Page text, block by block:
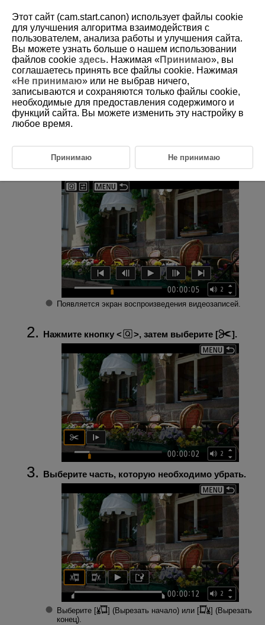
D388-148
Редактирование первого и
последнего фрагментов
видеозаписи
Можно удалять первый и последний фрагменты видеозаписи с
Приостановите воспроизведение видеозаписи.
Появляется экран воспроизведения видеозаписей.
Нажмите кнопку , затем выберите [ ].
Выберите часть, которую необходимо убрать.
Выберите [ ] (Вырезать начало) или [ ] (Вырезать
конец).
Этот сайт (cam.start.canon) использует файлы cookie
для улучшения алгоритма взаимодействия с
пользователем, анализа работы и улучшения сайта.
Вы можете узнать больше о нашем использовании
файлов cookie здесь. Нажимая «Принимаю», вы
соглашаетесь принять все файлы cookie. Нажимая
«Не принимаю» или не выбрав ничего,
записываются и сохраняются только файлы cookie,
необходимые для предоставления содержимого и
функций сайта. Вы можете изменить эту настройку в
любое время.
Принимаю Не принимаю